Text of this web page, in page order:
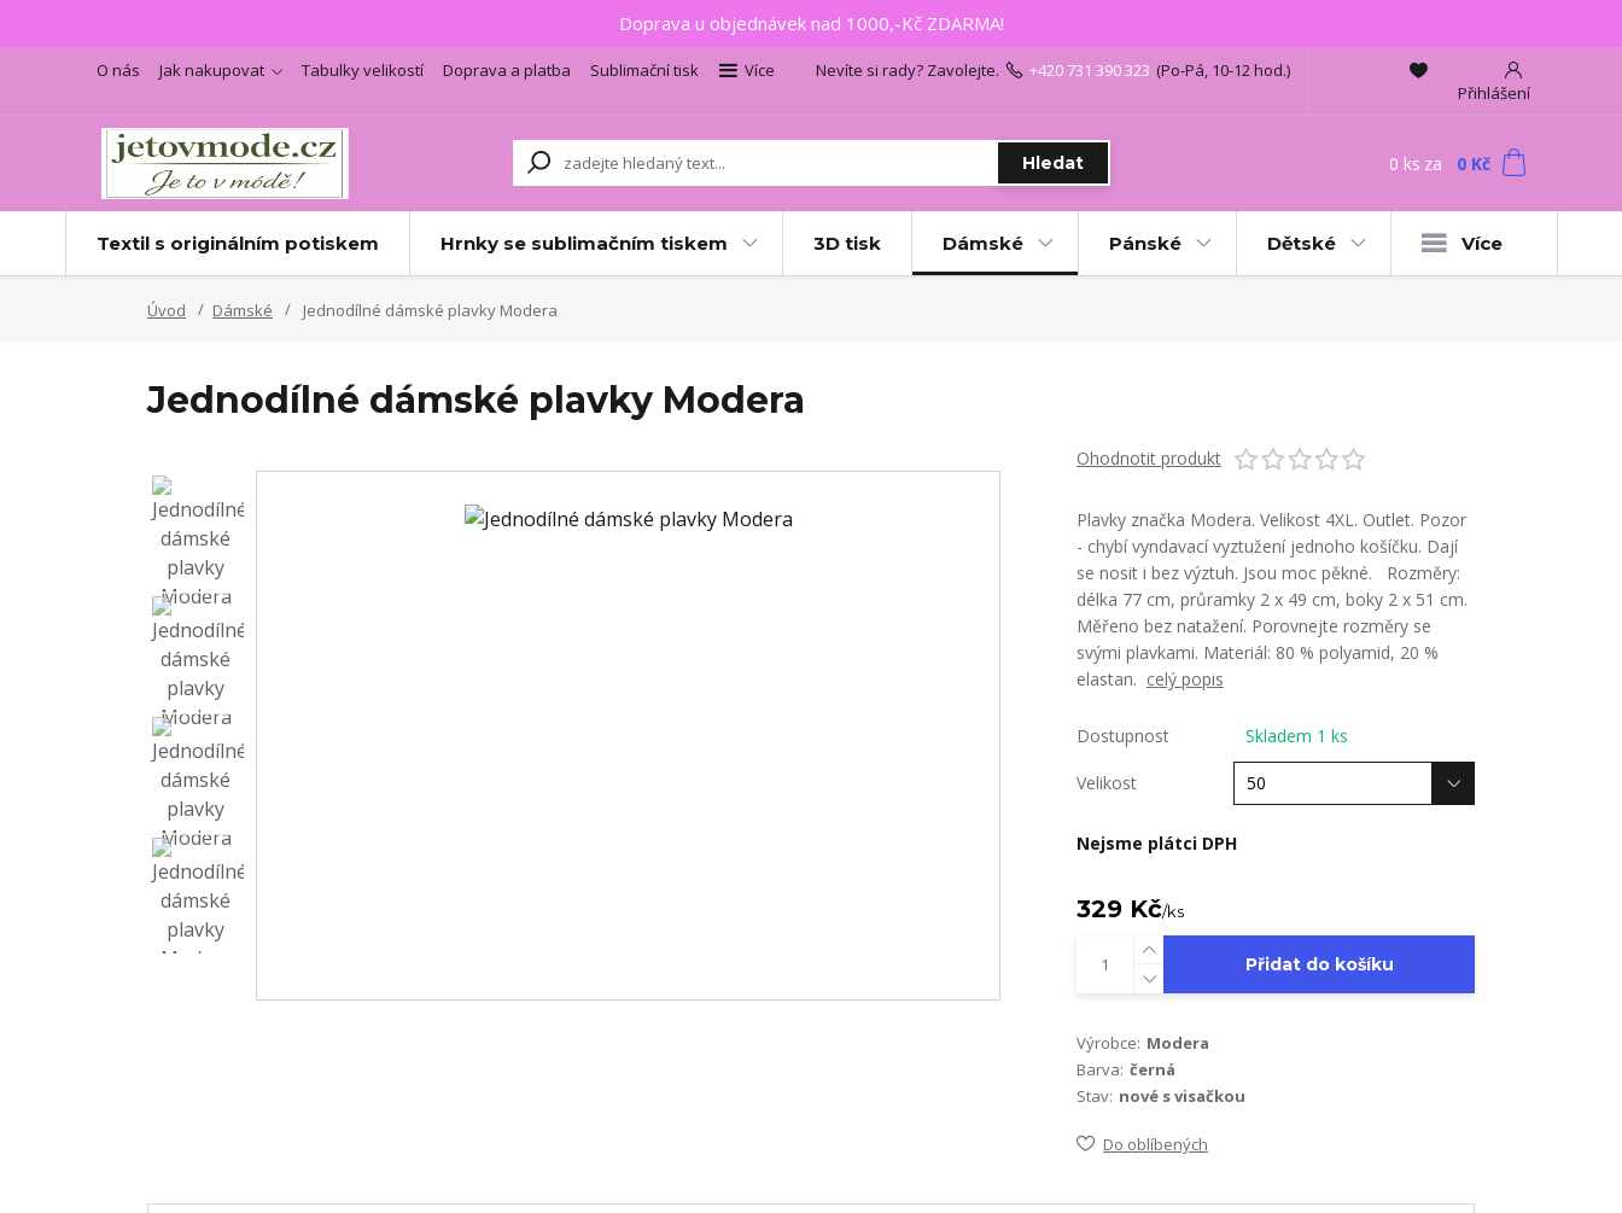
Doprava u objednávek nad 1000,-Kč ZDARMA!
O nás Jak nakupovat Tabulky velikostí Doprava a platba Sublimační tisk
Více
Přihlášení
Hledat
Nevíte si rady? Zavolejte. +420 731 390 323 (Po-Pá, 10-12 hod.)
0 ks za 0 Kč
Textil s originálním potiskem Hrnky se sublimačním tiskem 3D tisk Dámské Pánské Dětské Více
Úvod Dámské Jednodílné dámské plavky Modera
Jednodílné dámské plavky Modera
Ohodnotit produkt
Plavky značka Modera. Velikost 4XL. Outlet. Pozor
- chybí vyndavací vyztužení jednoho košíčku. Dají
se nosit i bez výztuh. Jsou moc pěkné. Rozměry:
délka 77 cm, průramky 2 x 49 cm, boky 2 x 51 cm.
Měřeno bez natažení. Porovnejte rozměry se
svými plavkami. Materiál: 80 % polyamid, 20 %
elastan. celý popis
Dostupnost Skladem 1 ks
Velikost
Nejsme plátci DPH
329 Kč/ks
Přidat do košíku
Výrobce: Modera
Barva: černá
Stav: nové s visačkou
Do oblíbených